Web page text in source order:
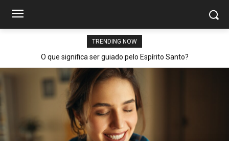
TRENDING NOW
O que significa ser guiado pelo Espírito Santo?